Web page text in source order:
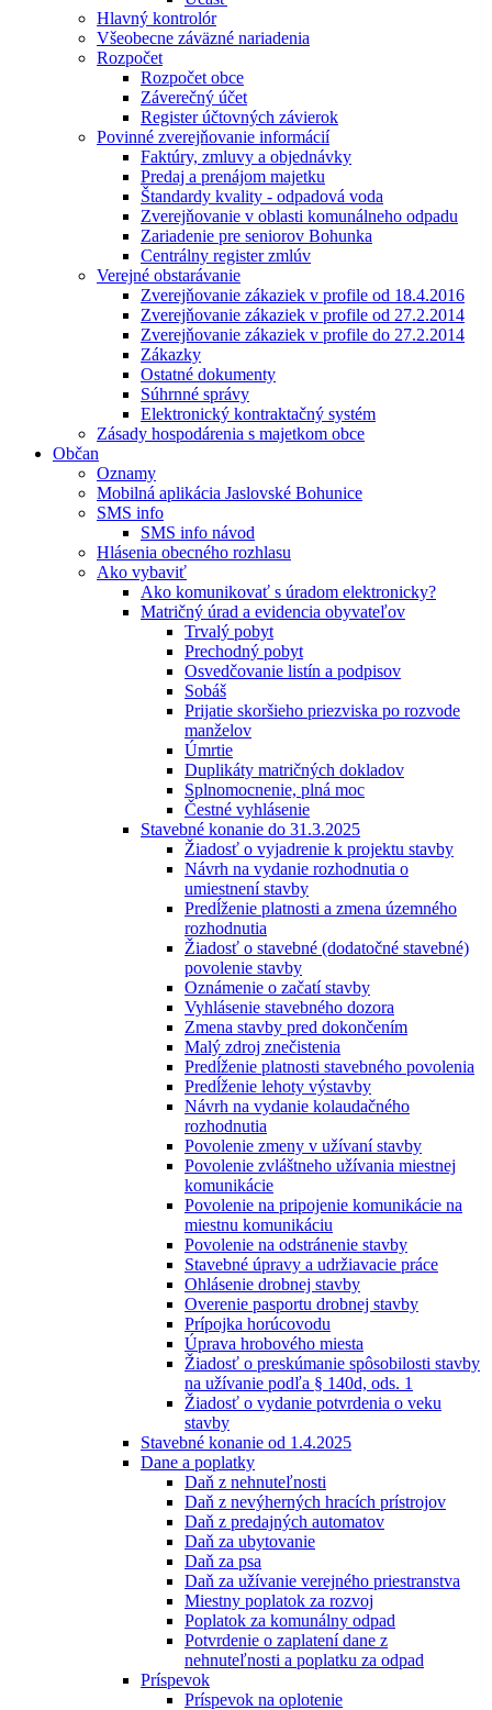
Hlavný kontrolór
Všeobecne záväzné nariadenia
Rozpočet
Rozpočet obce
Záverečný účet
Register účtovných závierok
Povinné zverejňovanie informácií
Faktúry, zmluvy a objednávky
Predaj a prenájom majetku
Štandardy kvality - odpadová voda
Zverejňovanie v oblasti komunálneho odpadu
Zariadenie pre seniorov Bohunka
Centrálny register zmlúv
Verejné obstarávanie
Zverejňovanie zákaziek v profile od 18.4.2016
Zverejňovanie zákaziek v profile od 27.2.2014
Zverejňovanie zákaziek v profile do 27.2.2014
Zákazky
Ostatné dokumenty
Súhrnné správy
Elektronický kontraktačný systém
Zásady hospodárenia s majetkom obce
Občan
Oznamy
Mobilná aplikácia Jaslovské Bohunice
SMS info
SMS info návod
Hlásenia obecného rozhlasu
Ako vybaviť
Ako komunikovať s úradom elektronicky?
Matričný úrad a evidencia obyvateľov
Trvalý pobyt
Prechodný pobyt
Osvedčovanie listín a podpisov
Sobáš
Prijatie skoršieho priezviska po rozvode
manželov
Úmrtie
Duplikáty matričných dokladov
Splnomocnenie, plná moc
Čestné vyhlásenie
Stavebné konanie do 31.3.2025
Žiadosť o vyjadrenie k projektu stavby
Návrh na vydanie rozhodnutia o
umiestnení stavby
Predĺženie platnosti a zmena územného
rozhodnutia
Žiadosť o stavebné (dodatočné stavebné)
povolenie stavby
Oznámenie o začatí stavby
Vyhlásenie stavebného dozora
Zmena stavby pred dokončením
Malý zdroj znečistenia
Predĺženie platnosti stavebného povolenia
Predĺženie lehoty výstavby
Návrh na vydanie kolaudačného
rozhodnutia
Povolenie zmeny v užívaní stavby
Povolenie zvláštneho užívania miestnej
komunikácie
Povolenie na pripojenie komunikácie na
miestnu komunikáciu
Povolenie na odstránenie stavby
Stavebné úpravy a udržiavacie práce
Ohlásenie drobnej stavby
Overenie pasportu drobnej stavby
Prípojka horúcovodu
Úprava hrobového miesta
Žiadosť o preskúmanie spôsobilosti stavby
na užívanie podľa § 140d, ods. 1
Žiadosť o vydanie potvrdenia o veku
stavby
Stavebné konanie od 1.4.2025
Dane a poplatky
Daň z nehnuteľnosti
Daň z nevýherných hracích prístrojov
Daň z predajných automatov
Daň za ubytovanie
Daň za psa
Daň za užívanie verejného priestranstva
Miestny poplatok za rozvoj
Poplatok za komunálny odpad
Potvrdenie o zaplatení dane z
nehnuteľnosti a poplatku za odpad
Príspevok
Príspevok na oplotenie